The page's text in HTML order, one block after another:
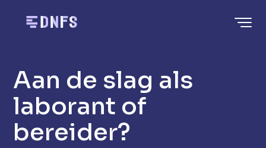
Home
Aan de slag als
laborant of
bereider?